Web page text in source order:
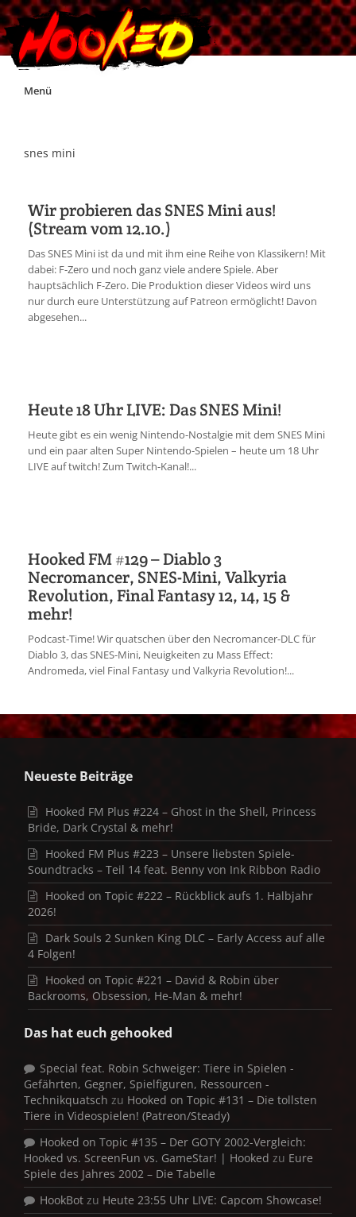
Skip
Menü
Impressum
Jobs
Discord
snes mini
Wir probieren das SNES Mini aus!
(Stream vom 12.10.)
Das SNES Mini ist da und mit ihm eine Reihe von Klassikern! Mit
dabei: F-Zero und noch ganz viele andere Spiele. Aber
hauptsächlich F-Zero. Die Produktion dieser Videos wird uns
nur durch eure Unterstützung auf Patreon ermöglicht! Davon
abgesehen...
Heute 18 Uhr LIVE: Das SNES Mini!
Heute gibt es ein wenig Nintendo-Nostalgie mit dem SNES Mini
und ein paar alten Super Nintendo-Spielen – heute um 18 Uhr
LIVE auf twitch! Zum Twitch-Kanal!...
Hooked FM #129 – Diablo 3
Necromancer, SNES-Mini, Valkyria
Revolution, Final Fantasy 12, 14, 15 &
mehr!
Podcast-Time! Wir quatschen über den Necromancer-DLC für
Diablo 3, das SNES-Mini, Neuigkeiten zu Mass Effect:
Andromeda, viel Final Fantasy und Valkyria Revolution!...
Neueste Beiträge
Hooked FM Plus #224 – Ghost in the Shell, Princess
Bride, Dark Crystal & mehr!
Hooked FM Plus #223 – Unsere liebsten Spiele-
Soundtracks – Teil 14 feat. Benny von Ink Ribbon Radio
Hooked on Topic #222 – Rückblick aufs 1. Halbjahr
2026!
Dark Souls 2 Sunken King DLC – Early Access auf alle
4 Folgen!
Hooked on Topic #221 – David & Robin über
Backrooms, Obsession, He-Man & mehr!
Das hat euch gehooked
Special feat. Robin Schweiger: Tiere in Spielen -
Gefährten, Gegner, Spielfiguren, Ressourcen -
Technikquatsch zu Hooked on Topic #131 – Die tollsten
Tiere in Videospielen! (Patreon/Steady)
Hooked on Topic #135 – Der GOTY 2002-Vergleich:
Hooked vs. ScreenFun vs. GameStar! | Hooked zu Eure
Spiele des Jahres 2002 – Die Tabelle
HookBot zu Heute 23:55 Uhr LIVE: Capcom Showcase!